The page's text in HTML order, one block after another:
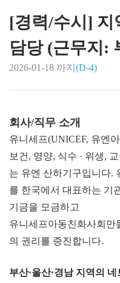
[경력/수시] 지
담당 (근무지:
2026-01-18 까지 (D-4)
회사/직무 소개
유니세프(UNICEF, 유엔
보건, 영양, 식수 · 위생,
는 유엔 산하기구입니다.
를 한국에서 대표하는 기
기금을 모금하고
유니세프아동친화사회만
의 권리를 증진합니다.
부산·울산·경남 지역의